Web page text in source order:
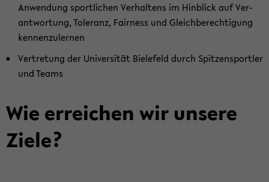
An­wen­dung sport­li­chen Ver­hal­tens im Hin­blick auf Ver­
ant­wor­tung, To­le­ranz, Fair­ness und Gleich­be­rech­ti­gung
ken­nen­zu­ler­nen
Ver­tre­tung der Uni­ver­si­tät Bie­le­feld durch Spit­zen­sport­ler
und Teams
Wie er­rei­chen wir un­se­re
Ziele?